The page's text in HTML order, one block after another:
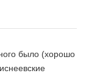
было (хорошо